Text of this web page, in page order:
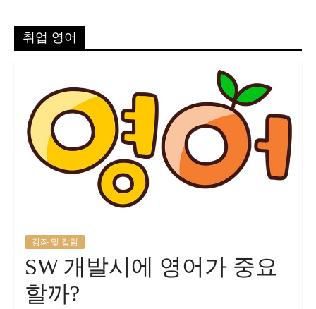
취업 영어
강좌 및 칼럼
SW 개발시에 영어가 중요
할까?